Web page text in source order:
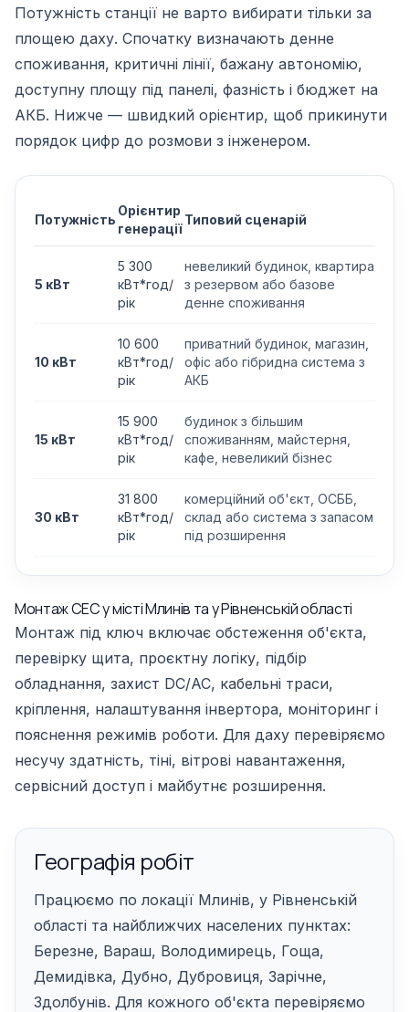
Потужність станції не варто вибирати тільки за
площею даху. Спочатку визначають денне
споживання, критичні лінії, бажану автономію,
доступну площу під панелі, фазність і бюджет на
АКБ. Нижче — швидкий орієнтир, щоб прикинути
порядок цифр до розмови з інженером.
Потужність
Орієнтир
генерації
Типовий сценарій
5 кВт
5 300
кВт*год/
рік
невеликий будинок, квартира
з резервом або базове
денне споживання
10 кВт
10 600
кВт*год/
рік
приватний будинок, магазин,
офіс або гібридна система з
АКБ
15 кВт
15 900
кВт*год/
рік
будинок з більшим
споживанням, майстерня,
кафе, невеликий бізнес
30 кВт
31 800
кВт*год/
рік
комерційний об'єкт, ОСББ,
склад або система з запасом
під розширення
Монтаж СЕС у місті Млинів та у Рівненській області
Монтаж під ключ включає обстеження об'єкта,
перевірку щита, проєктну логіку, підбір
обладнання, захист DC/AC, кабельні траси,
кріплення, налаштування інвертора, моніторинг і
пояснення режимів роботи. Для даху перевіряємо
несучу здатність, тіні, вітрові навантаження,
сервісний доступ і майбутнє розширення.
Географія робіт
Працюємо по локації Млинів, у Рівненській
області та найближчих населених пунктах:
Березне, Вараш, Володимирець, Гоща,
Демидівка, Дубно, Дубровиця, Зарічне,
Здолбунів. Для кожного об'єкта перевіряємо